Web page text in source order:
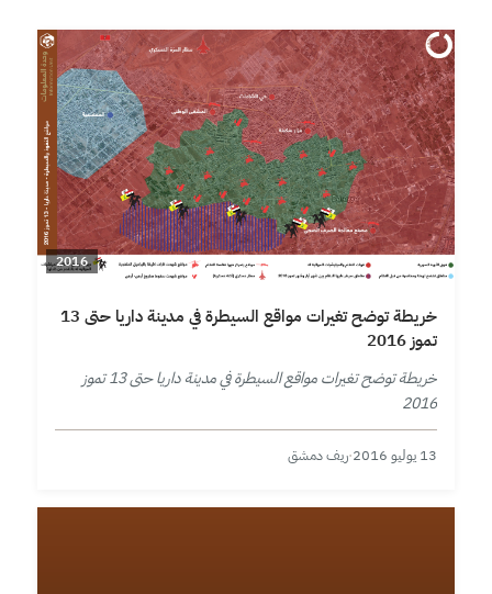
2016
خريطة توضح تغيرات مواقع السيطرة في مدينة داريا حتى 13
تموز 2016
خريطة توضح تغيرات مواقع السيطرة في مدينة داريا حتى 13 تموز
2016
13 يوليو 2016 ·ريف دمشق